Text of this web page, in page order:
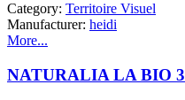
Category: Territoire Visuel
Manufacturer: heidi
More...
NATURALIA LA BIO 3